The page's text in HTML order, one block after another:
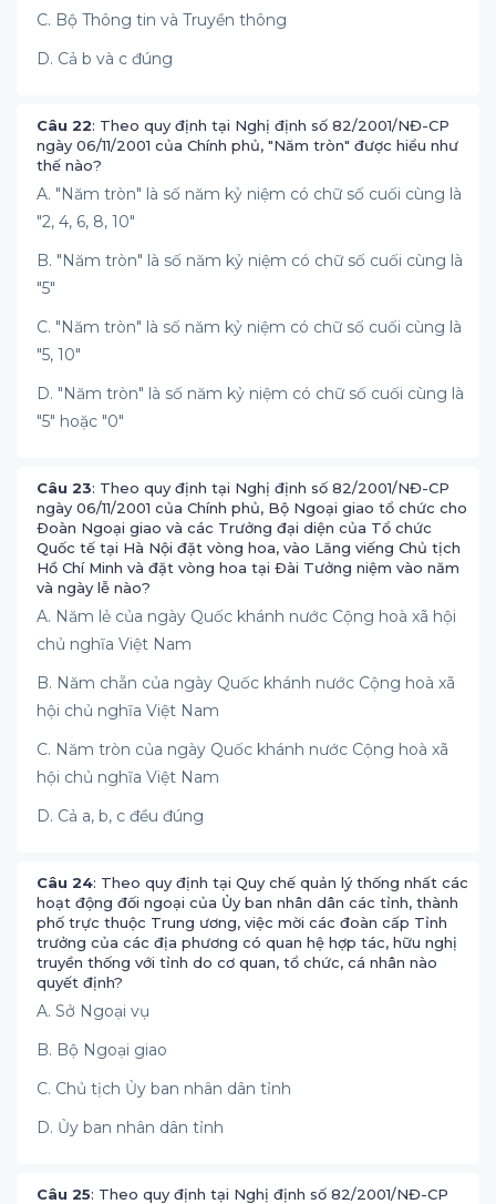
C. Bộ Thông tin và Truyền thông
D. Cả b và c đúng
Câu 22: Theo quy định tại Nghị định số 82/2001/NĐ-CP
ngày 06/11/2001 của Chính phủ, "Năm tròn" được hiểu như
thế nào?
A. "Năm tròn" là số năm kỷ niệm có chữ số cuối cùng là
"2, 4, 6, 8, 10"
B. "Năm tròn" là số năm kỷ niệm có chữ số cuối cùng là
"5"
C. "Năm tròn" là số năm kỷ niệm có chữ số cuối cùng là
"5, 10"
D. "Năm tròn" là số năm kỷ niệm có chữ số cuối cùng là
"5" hoặc "0"
Câu 23: Theo quy định tại Nghị định số 82/2001/NĐ-CP
ngày 06/11/2001 của Chính phủ, Bộ Ngoại giao tổ chức cho
Ðoàn Ngoại giao và các Trưởng đại diện của Tổ chức
Quốc tế tại Hà Nội đặt vòng hoa, vào Lăng viếng Chủ tịch
Hồ Chí Minh và đặt vòng hoa tại Ðài Tưởng niệm vào năm
và ngày lễ nào?
A. Năm lẻ của ngày Quốc khánh nước Cộng hoà xã hội
chủ nghĩa Việt Nam
B. Năm chẵn của ngày Quốc khánh nước Cộng hoà xã
hội chủ nghĩa Việt Nam
C. Năm tròn của ngày Quốc khánh nước Cộng hoà xã
hội chủ nghĩa Việt Nam
D. Cả a, b, c đều đúng
Câu 24: Theo quy định tại Quy chế quản lý thống nhất các
hoạt động đối ngoại của Ủy ban nhân dân các tỉnh, thành
phố trực thuộc Trung ương, việc mời các đoàn cấp Tỉnh
trưởng của các địa phương có quan hệ hợp tác, hữu nghị
truyền thống với tỉnh do cơ quan, tổ chức, cá nhân nào
quyết định?
A. Sở Ngoại vụ
B. Bộ Ngoại giao
C. Chủ tịch Ủy ban nhân dân tỉnh
D. Ủy ban nhân dân tỉnh
Câu 25: Theo quy định tại Nghị định số 82/2001/NĐ-CP